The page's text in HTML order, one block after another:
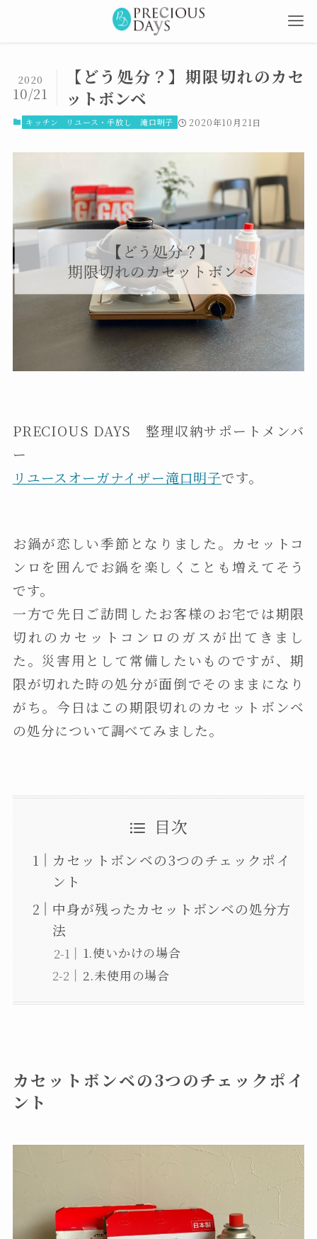
【どう処分？】期限切れのカセ
ットボンベ
2020
10/21
キッチン リユース・手放し 滝口明子 2020年10月21日
PRECIOUS DAYS 整理収納サポートメンバ
ー
リユースオーガナイザー滝口明子です。
お鍋が恋しい季節となりました。カセットコ
ンロを囲んでお鍋を楽しくことも増えてそう
です。
一方で先日ご訪問したお客様のお宅では期限
切れのカセットコンロのガスが出てきまし
た。災害用として常備したいものですが、期
限が切れた時の処分が面倒でそのままになり
がち。今日はこの期限切れのカセットボンベ
の処分について調べてみました。
目次
カセットボンベの3つのチェックポイ
ント
中身が残ったカセットボンベの処分方
法
1.使いかけの場合
2.未使用の場合
カセットボンベの3つのチェックポイ
ント